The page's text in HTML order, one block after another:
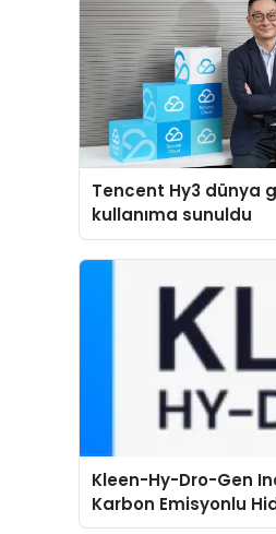
Tencent Hy3 dünya
kullanıma sunuldu
Kleen-Hy-Dro-Gen
Karbon Emisyonlu
Isıtma